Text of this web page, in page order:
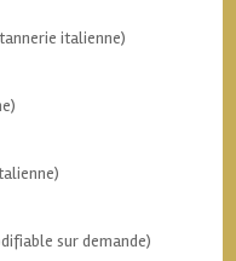
italienne)
sur demande)